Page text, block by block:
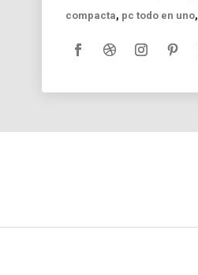
compacta, pc todo en uno,